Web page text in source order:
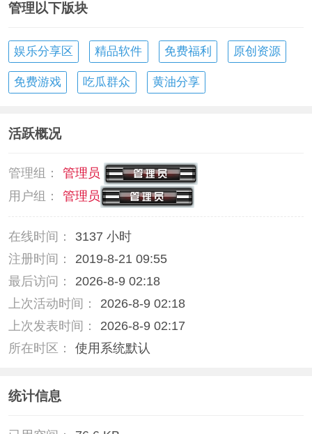
管理以下版块
娱乐分享区 精品软件 免费福利 原创资源
免费游戏 吃瓜群众 黄油分享
活跃概况
管理组：
管理员
用户组：
管理员
在线时间：
3137 小时
注册时间：
2019-8-21 09:55
最后访问：
2026-8-9 02:18
上次活动时间：
2026-8-9 02:18
上次发表时间：
2026-8-9 02:17
所在时区：
使用系统默认
统计信息